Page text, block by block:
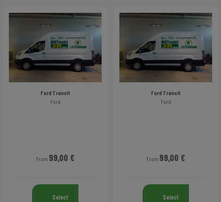
Ford Transit
Ford
From 99,00 €
Select
Ford Transit
Ford
From 99,00 €
Select